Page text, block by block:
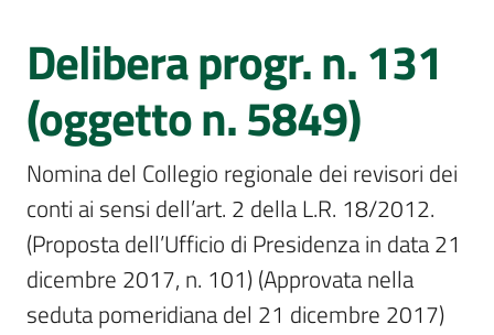
Argomenti
Per
i
media
Per
i
Delibera progr. n. 131
(oggetto n. 5849)
Nomina del Collegio regionale dei revisori dei
conti ai sensi dell’art. 2 della L.R. 18/2012.
(Proposta dell’Ufficio di Presidenza in data 21
dicembre 2017, n. 101) (Approvata nella
seduta pomeridiana del 21 dicembre 2017)